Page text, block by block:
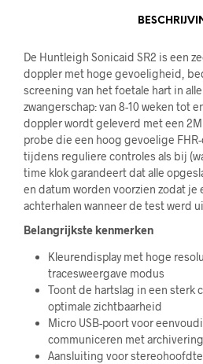
De Huntleigh Sonicaid SR2 is een
doppler met hoge gevoeligheid,
screening van het foetale hart in
zwangerschap: van 8-10 weken tot
doppler wordt geleverd met een
probe die een hoog gevoelige
tijdens reguliere controles als bij
time klok garandeert dat alle
en datum worden voorzien zodat je
achterhalen wanneer de test werd
Belangrijkste kenmerken
Kleurendisplay met hoge
tracesweergave modus
Toont de hartslag in een sterk
optimale zichtbaarheid
Micro USB-poort voor
communiceren met
Aansluiting voor stereo